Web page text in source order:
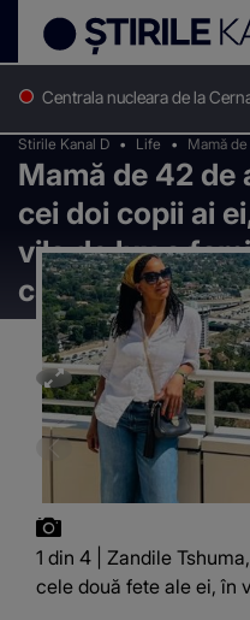
Centrala nucleara de la
Stirile Kanal D Life
Mamă
ei, de 5
crimă
Mamă de 42 de
cei doi copii ai
vila de lux a
care a șocat o
1 din 4 | Zandile
cele două fete ale ei, în